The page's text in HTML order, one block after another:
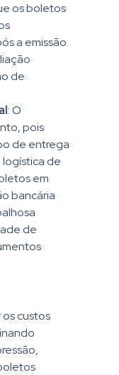
os boletos
a emissão.
de
: O
pois
de entrega
logística de
em
bancária
de
os custos